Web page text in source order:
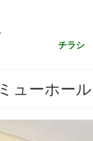
チラシ
ューホール